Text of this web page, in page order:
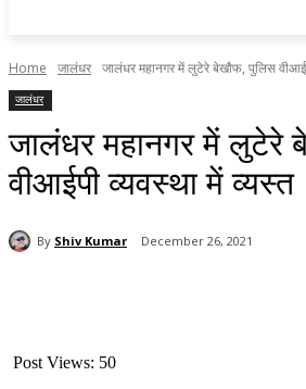
Home जालंधर जालंधर महानगर में लुटेरे बेखौफ, पुलिस
जालंधर
जालंधर महानगर में लुटेरे
वीआईपी व्यवस्था में व्यस्त
By Shiv Kumar December 26, 2021
Post Views: 50